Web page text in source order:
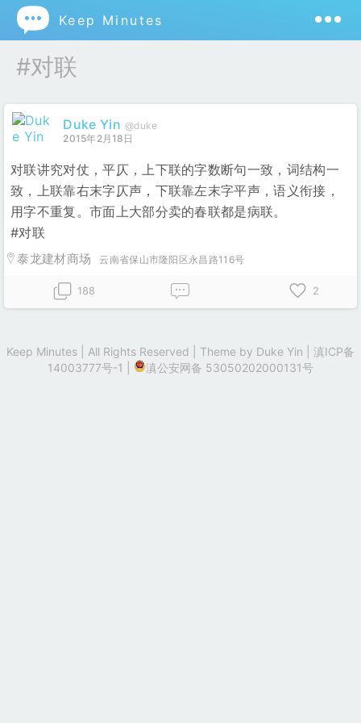
 Keep Minutes
#对联
Duke Yin @duke
2015年2月18日
对联讲究对仗，平仄，上下联的字数断句一致，词结构一
致，上联靠右末字仄声，下联靠左末字平声，语义衔接，
用字不重复。市面上大部分卖的春联都是病联。
#对联
泰龙建材商场 云南省保山市隆阳区永昌路116号
188 2
Keep Minutes | All Rights Reserved | Theme by Duke Yin
滇ICP备
14003777号-1
滇公安网备 53050202000131号